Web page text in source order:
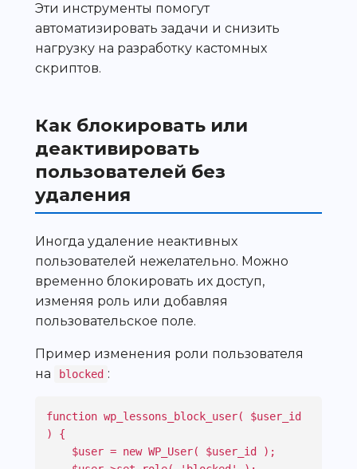
Эти инструменты помогут
автоматизировать задачи и снизить
нагрузку на разработку кастомных
скриптов.
Как блокировать или
деактивировать
пользователей без
удаления
Иногда удаление неактивных
пользователей нежелательно. Можно
временно блокировать их доступ,
изменяя роль или добавляя
пользовательское поле.
Пример изменения роли пользователя
на
blocked :
function wp_lessons_block_user( $user_id
) {